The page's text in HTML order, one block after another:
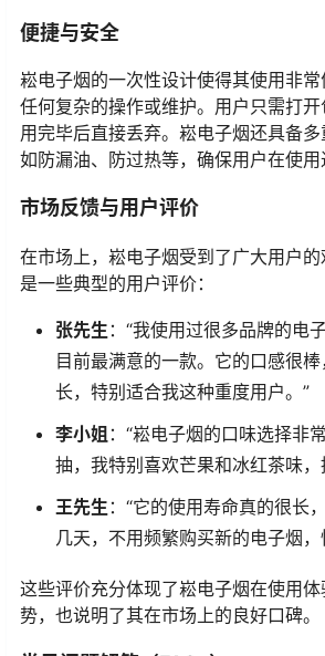
便捷与安全
崧电子烟的一次性设计使得其使用非
任何复杂的操作或维护。用户只需打
用完毕后直接丢弃。崧电子烟还具备多
如防漏油、防过热等，确保用户在使用
市场反馈与用户评价
在市场上，崧电子烟受到了广大用户
是一些典型的用户评价：
张先生 ：“我使用过很多品牌的电
目前最满意的一款。它的口感很
长，特别适合我这种重度用户。”
李小姐 ：“崧电子烟的口味选择非
抽，我特别喜欢芒果和冰红茶味，
王先生 ：“它的使用寿命真的很长
几天，不用频繁购买新的电子烟，
这些评价充分体现了崧电子烟在使用
势，也说明了其在市场上的良好口碑。